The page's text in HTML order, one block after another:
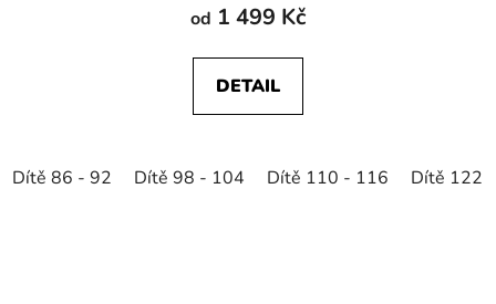
od 1 499 Kč
DETAIL
Dítě 86 - 92 Dítě 98 - 104 Dítě 110 - 116 Dítě 122